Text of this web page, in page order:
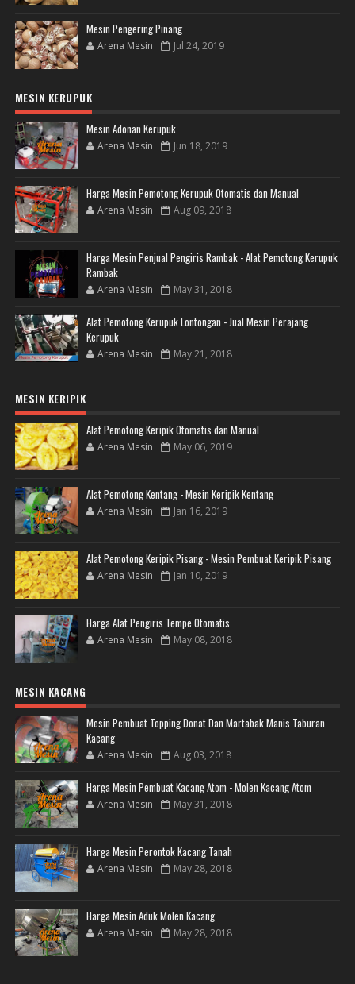
Mesin Pengering Pinang
Arena Mesin Jul 24, 2019
MESIN KERUPUK
Mesin Adonan Kerupuk
Arena Mesin Jun 18, 2019
Harga Mesin Pemotong Kerupuk Otomatis dan Manual
Arena Mesin Aug 09, 2018
Harga Mesin Penjual Pengiris Rambak - Alat Pemotong Kerupuk
Rambak
Arena Mesin May 31, 2018
Alat Pemotong Kerupuk Lontongan - Jual Mesin Perajang
Kerupuk
Arena Mesin May 21, 2018
MESIN KERIPIK
Alat Pemotong Keripik Otomatis dan Manual
Arena Mesin May 06, 2019
Alat Pemotong Kentang - Mesin Keripik Kentang
Arena Mesin Jan 16, 2019
Alat Pemotong Keripik Pisang - Mesin Pembuat Keripik Pisang
Arena Mesin Jan 10, 2019
Harga Alat Pengiris Tempe Otomatis
Arena Mesin May 08, 2018
MESIN KACANG
Mesin Pembuat Topping Donat Dan Martabak Manis Taburan
Kacang
Arena Mesin Aug 03, 2018
Harga Mesin Pembuat Kacang Atom - Molen Kacang Atom
Arena Mesin May 31, 2018
Harga Mesin Perontok Kacang Tanah
Arena Mesin May 28, 2018
Harga Mesin Aduk Molen Kacang
Arena Mesin May 28, 2018